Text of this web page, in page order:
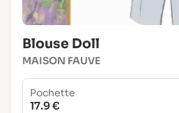
Blouse Doll
MAISON FAUVE
Pochette
17.9 €